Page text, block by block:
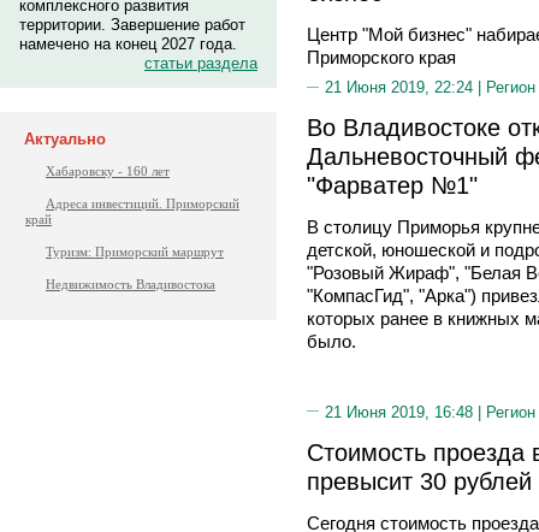
комплексного развития
территории. Завершение работ
намечено на конец 2027 года.
статьи раздела
Актуально
Хабаровску - 160 лет
Адреса инвестиций. Приморский
край
Туризм: Приморский маршрут
Недвижимость Владивостока
Центр "Мой бизнес"
Приморского края
21 Июня 2019, 22:24 |
Во Владивостоке
Дальневосточный
"Фарватер №1"
В столицу Приморья
детской, юношеской и
"Розовый Жираф", "Белая
"КомпасГид", "Арка")
которых ранее в книжных
было.
21 Июня 2019, 16:48 |
Стоимость проезда
превысит 30 рублей
Cегодня стоимость